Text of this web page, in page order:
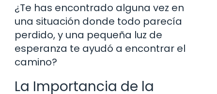
¿Te has encontrado alguna vez en
una situación donde todo parecía
perdido, y una pequeña luz de
esperanza te ayudó a encontrar el
camino?
La Importancia de la